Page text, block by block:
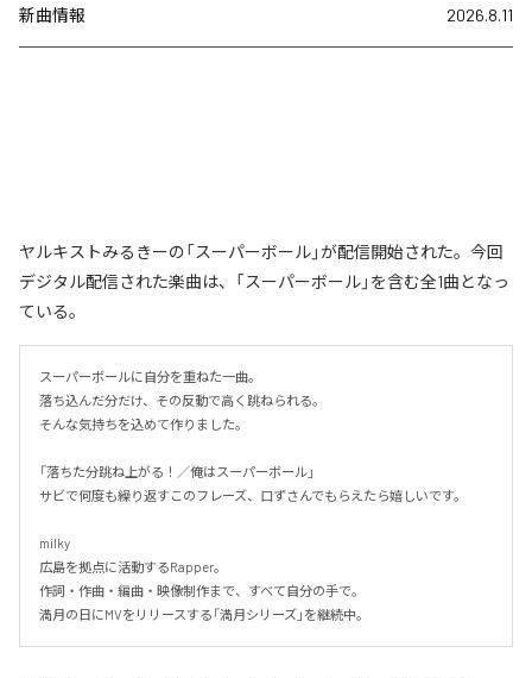
新曲情報 2026.8.11
ヤルキストみるきーの「スーパーボール」が配信開始された。今回
デジタル配信された楽曲は、「スーパーボール」を含む全1曲となっ
ている。
スーパーボールに自分を重ねた一曲。
落ち込んだ分だけ、その反動で高く跳ねられる。
そんな気持ちを込めて作りました。
「落ちた分跳ね上がる！／俺はスーパーボール」
サビで何度も繰り返すこのフレーズ、口ずさんでもらえたら嬉しいです。
milky
広島を拠点に活動するRapper。
作詞・作曲・編曲・映像制作まで、すべて自分の手で。
満月の日にMVをリリースする「満月シリーズ」を継続中。